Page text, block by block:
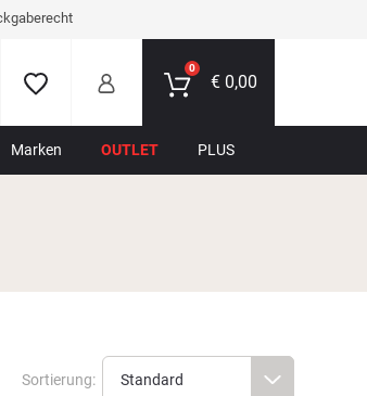
0
€0,00
Marken OUTLET PLUS
Sortierung: